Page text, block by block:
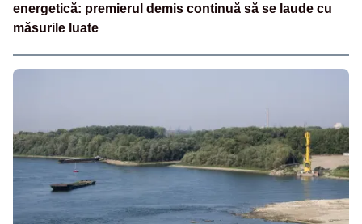
energetică: premierul demis continuă să se laude cu
măsurile luate